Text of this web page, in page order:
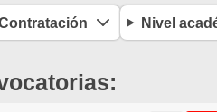
Nivel